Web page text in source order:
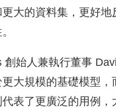
大的資料集，更好地
創始人兼執行董事
大規模的基礎模型，
表了更廣泛的用例，